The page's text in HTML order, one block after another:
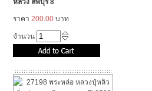
หลวง ลพบุรี 8
ราคา 200.00 บาท
จำนวน